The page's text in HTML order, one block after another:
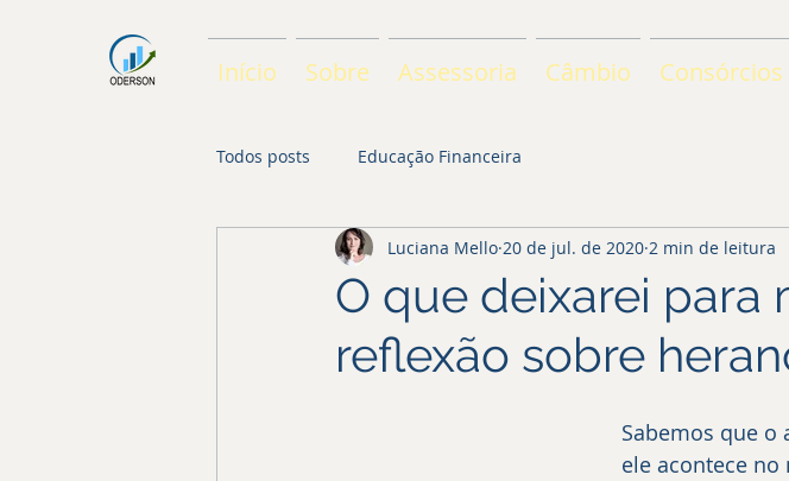
Início Sobre Assessoria Câmbio Consórcios
Todos posts Educação Financeira
O que deixarei para
reflexão sobre
Luciana Mello 20 de jul. de 2020 2 min de leitura
Sabemos que o
ele acontece no